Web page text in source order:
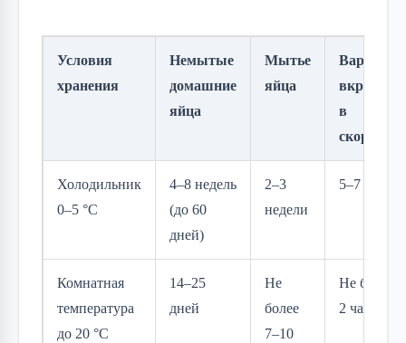
Условия
хранения
Немытые
домашние
яйца
Мытье
яйца
Варёные
вкрутую
в
скорлупе
Холодильник
0–5 °C
4–8 недель
(до 60
дней)
2–3
недели
5–7 дней
Комнатная
температура
до 20 °C
14–25
дней
Не
более
7–10
Не более
2 часов